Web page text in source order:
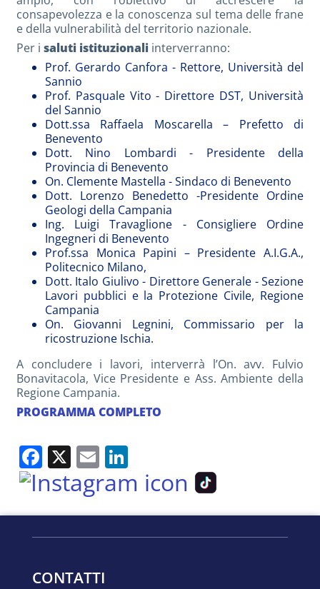
consapevolezza e la conoscenza sul tema delle frane
e della vulnerabilità del territorio nazionale.
Per i saluti istituzionali interverranno:
Prof. Gerardo Canfora - Rettore, Università del
Sannio
Prof. Pasquale Vito - Direttore DST, Università
del Sannio
Dott.ssa Raffaela Moscarella – Prefetto di
Benevento
Dott. Nino Lombardi - Presidente della
Provincia di Benevento
On. Clemente Mastella - Sindaco di Benevento
Dott. Lorenzo Benedetto -Presidente Ordine
Geologi della Campania
Ing. Luigi Travaglione - Consigliere Ordine
Ingegneri di Benevento
Prof.ssa Monica Papini – Presidente A.I.G.A.,
Politecnico Milano,
Dott. Italo Giulivo - Direttore Generale - Sezione
Lavori pubblici e la Protezione Civile, Regione
Campania
On. Giovanni Legnini, Commissario per la
ricostruzione Ischia.
A concludere i lavori, interverrà l’On. avv. Fulvio
Bonavitacola, Vice Presidente e Ass. Ambiente della
Regione Campania.
PROGRAMMA COMPLETO
Facebook
X Email
CONTATTI